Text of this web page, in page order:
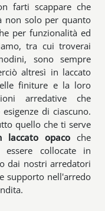
farti scappare che
non solo per quanto
per funzionalità ed
tra cui troverai
sono sempre
altresì in laccato
finiture e la loro
arredative che
di ciascuno.
quello che ti serve
laccato opaco che
collocate in
dai nostri arredatori
supporto nell'arredo